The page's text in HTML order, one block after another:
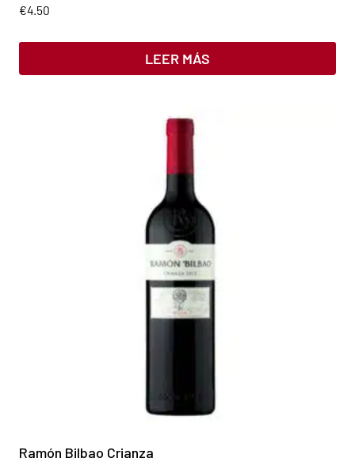
€4.50
LEER MÁS
Ramón Bilbao Crianza